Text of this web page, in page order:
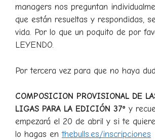
managers nos preguntan
que están resueltas y respondidas,
vida. Por lo que un poquito de por
LEYENDO.
Por tercera vez para que no haya
COMPOSICION PROVISIONAL DE
LIGAS PARA LA EDICIÓN 37º y
empezará el 20 de abril y si te
lo hagas enthebulls.es/inscripciones